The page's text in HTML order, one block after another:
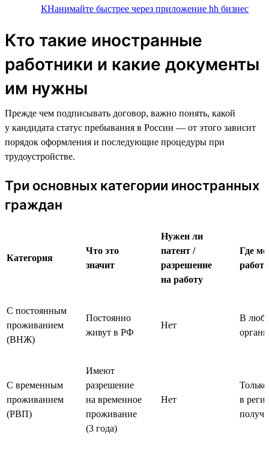
КНанимайте быстрее через приложение hh бизнес
Кто такие иностранные
работники и какие документы
им нужны
Прежде чем подписывать договор, важно понять, какой
у кандидата статус пребывания в России — от этого зависит
порядок оформления и последующие процедуры при
трудоустройстве.
Три основных категории иностранных
граждан
Категория
Что это
значит
Нужен ли
патент /
разрешение
на работу
Где
С постоянным
проживанием
(ВНЖ)
Постоянно
живут в РФ
Нет
В
С временным
проживанием
(РВП)
Имеют
разрешение
на временное
проживание
(3 года)
Нет
Только
в